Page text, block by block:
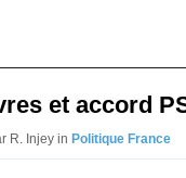
et accord
R. Injey in Politique France